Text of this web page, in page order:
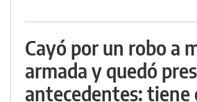
Cayó por un robo a
armada y quedó
antecedentes: tiene